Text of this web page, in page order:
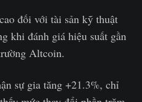
đối với tài sản kỹ thuật
khi đánh giá hiệu suất gần
Altcoin.
sự gia tăng +21.3%, chỉ